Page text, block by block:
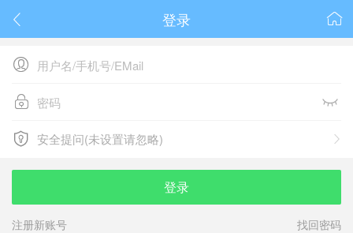
 
登录

 
 
安全提问(未设置请忽略)
安全提问(未设置请忽略)
登录
注册新账号
找回密码